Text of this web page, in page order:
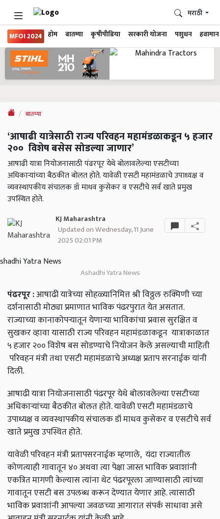
MFOI 2024 होम बातम्या कृषीपीडिया सरकारी योजना पशुधन हवामान
मराठी
बातम्या
‘आषाढी यात्रेसाठी राज्य परिवहन महामंडळाकडून ५ हजार
२०० विशेष बसेस सोडल्या जाणार’
आषाढी यात्रा नियोजनासाठी पंढरपूर येथे बोलावलेल्या एसटीच्या
अधिकाऱ्यांच्या बैठकीत बोलत होते. यावेळी एसटी महामंडळाचे उपाध्यक्ष व
व्यवस्थापकीय संचालक डॉ माधव कुसेकर व एसटीचे सर्व खाते प्रमुख
उपस्थित होते.
KJ Maharashtra
Updated on Wednesday, 11 June
2025 02:01 PM
Ashadhi Yatra News
पंढरपूर:आषाढीयात्रेच्यासोहळ्यानिमित्तश्रीविठ्ठलरुक्मिणीच्या
दर्शनासाठीमोठ्याप्रमाणातभाविकपंढरपुरातयेतअसतात.
राज्याच्याकानाकोपऱ्यातूनयेणाऱ्याभाविकांचाप्रवाससुरक्षितव
सुखकरव्हावायासाठी राज्यपरिवहनमहामंडळाकडून यात्राकाळात
५हजार२००विशेषबससोडण्याचेनियोजनकेलेअसल्याचीमाहिती
परिवहनमंत्रीतथाएसटीमहामंडळाचेअध्यक्षप्रतापसरनाईकयांनी
दिली.
आषाढीयात्रानियोजनासाठीपंढरपूरयेथेबोलावलेल्याएसटीच्या
अधिकाऱ्यांच्याबैठकीतबोलतहोते.यावेळीएसटीमहामंडळाचे
उपाध्यक्षवव्यवस्थापकीयसंचालकडॉमाधवकुसेकरवएसटीचेसर्व
खातेप्रमुखउपस्थितहोते.
यावेळीपरिवहनमंत्रीप्रतापसरनाईकम्हणाले, यंदाराज्यातील
कोणत्याहीगावातून४०अथवात्यापेक्षाजास्तभाविकप्रवाशांनी
एकत्रितमागणीकेल्यासत्यांनाथेटपंढरपूरलाजाण्यासाठीत्यांच्या
गावातूनएसटीबसउपलब्धकरूनदेण्यातयेणारआहे.त्यासाठी
भाविकप्रवाशांनीआपल्याजवळच्याआगारातसंपर्कसाधावाअसे